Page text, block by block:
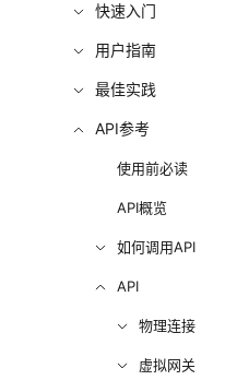
快速入门
用户指南
最佳实践
API参考
使用前必读
API概览
如何调用API
API
物理连接
虚拟网关